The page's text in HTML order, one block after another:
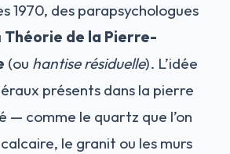
1970, des parapsychologues
Théorie de la Pierre-
(ou hantise résiduelle). L’idée
présents dans la pierre
— comme le quartz que l’on
le granit ou les murs